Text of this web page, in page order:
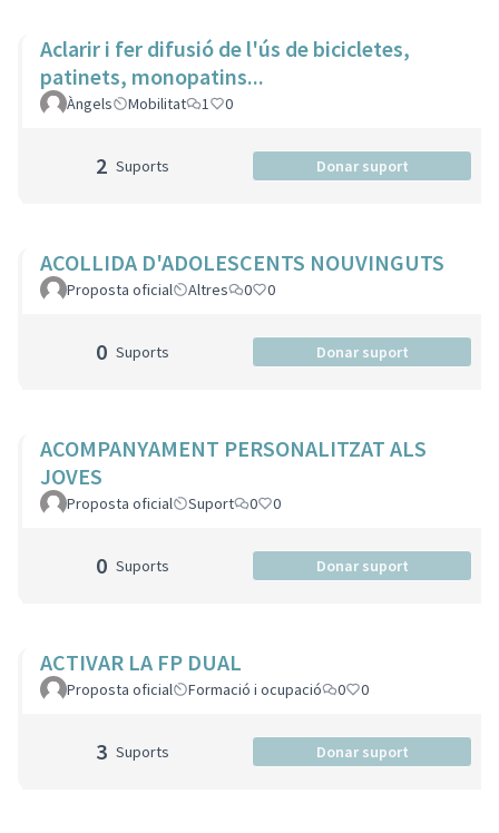
Aclarir i fer difusió de l'ús de bicicletes,
patinets, monopatins...
Àngels Mobilitat 1 0
2 Suports Donar suport
ACOLLIDA D'ADOLESCENTS NOUVINGUTS
Proposta oficial Altres 0 0
0 Suports Donar suport
ACOMPANYAMENT PERSONALITZAT ALS
JOVES
Proposta oficial Suport 0 0
0 Suports Donar suport
ACTIVAR LA FP DUAL
Proposta oficial Formació i ocupació 0 0
3 Suports Donar suport